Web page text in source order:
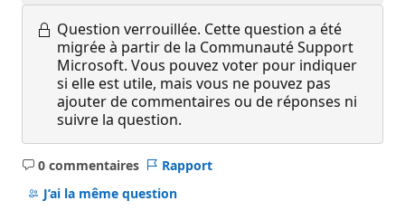
Question verrouillée. Cette question a été
migrée à partir de la Communauté Support
Microsoft. Vous pouvez voter pour indiquer
si elle est utile, mais vous ne pouvez pas
ajouter de commentaires ou de réponses ni
suivre la question.
0 commentaires
Aucun
commentaire
Rapport
J’ai la même question